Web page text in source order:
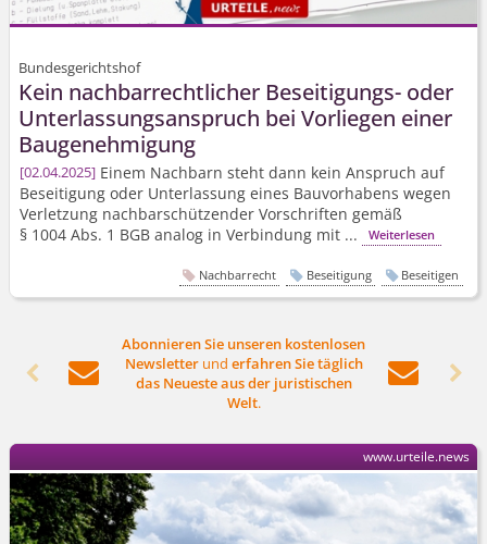
Bundesgerichtshof
Kein nachbarrechtlicher Beseitigungs- oder
Unterlassungs­anspruch bei Vorliegen einer
Baugenehmigung
02.04.2025 Einem Nachbarn steht dann kein Anspruch auf
Beseitigung oder Unterlassung eines Bauvorhabens wegen
Verletzung nachbarschützender Vorschriften gemäß
§ 1004 Abs. 1 BGB analog in Verbindung mit ...
Weiterlesen
Nachbarrecht Beseitigung Beseitigen
 
Abonnieren Sie unseren kostenlosen
Newsletterund erfahren Sie täglich
das Neueste aus der juristischen
Welt.
 
www.urteile.news